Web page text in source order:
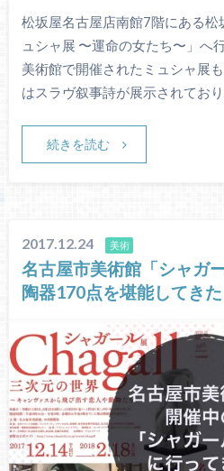
松坂屋名古屋店南館7階にある松
ュシャ展 〜運命の女たち〜」へ
美術館で開催されたミュシャ展
はスラヴ叙事詩が展示されてお
続きを読む
2017.12.24 美術
名古屋市美術館「シャガ
陶器170点を堪能してきた